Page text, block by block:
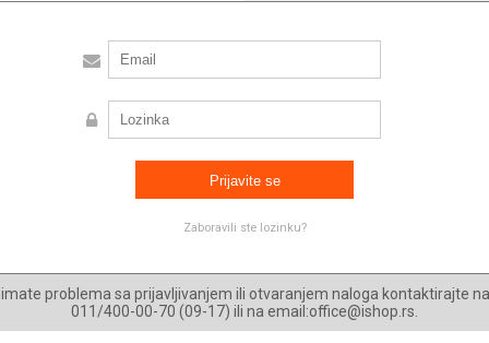
Zaboravili ste lozinku?
problema sa prijavljivanjem ili otvaranjem naloga kontaktirajte
011/400-00-70 (09-17) ili na email:office@ishop.rs.